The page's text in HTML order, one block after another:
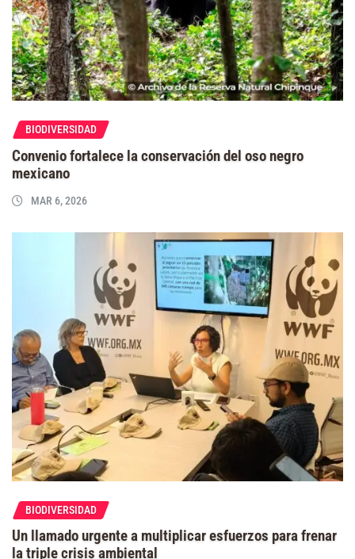
BIODIVERSIDAD
Convenio fortalece la conservación del oso negro
mexicano
MAR 6, 2026
BIODIVERSIDAD
Un llamado urgente a multiplicar esfuerzos para frenar
la triple crisis ambiental